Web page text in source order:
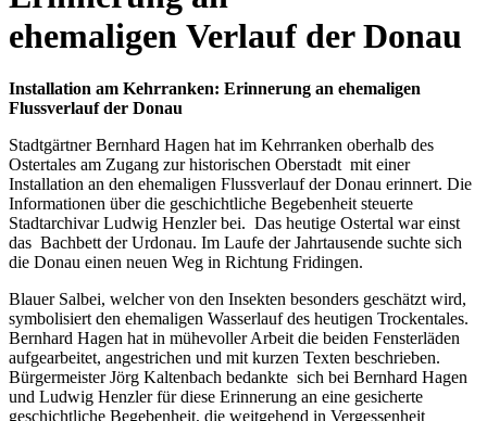
ehemaligen Verlauf der Donau
Installation am Kehrranken: Erinnerung an ehemaligen
Flussverlauf der Donau
Stadtgärtner Bernhard Hagen hat im Kehrranken oberhalb des
Ostertales am Zugang zur historischen Oberstadt mit einer
Installation an den ehemaligen Flussverlauf der Donau erinnert. Die
Informationen über die geschichtliche Begebenheit steuerte
Stadtarchivar Ludwig Henzler bei. Das heutige Ostertal war einst
das Bachbett der Urdonau. Im Laufe der Jahrtausende suchte sich
die Donau einen neuen Weg in Richtung Fridingen.
Blauer Salbei, welcher von den Insekten besonders geschätzt wird,
symbolisiert den ehemaligen Wasserlauf des heutigen Trockentales.
Bernhard Hagen hat in mühevoller Arbeit die beiden Fensterläden
aufgearbeitet, angestrichen und mit kurzen Texten beschrieben.
Bürgermeister Jörg Kaltenbach bedankte sich bei Bernhard Hagen
und Ludwig Henzler für diese Erinnerung an eine gesicherte
geschichtliche Begebenheit, die weitgehend in Vergessenheit